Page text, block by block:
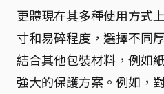
更體現在其多種使用方式
寸和易碎程度，選擇不同
結合其他包裝材料，例如
強大的保護方案。例如，